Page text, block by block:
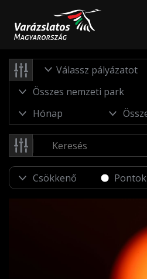
Válassz pályázatot
Pontok